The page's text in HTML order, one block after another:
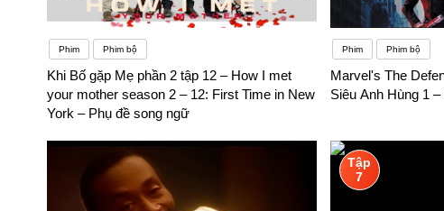
Phim Phim bộ
Khi Bố gặp Mẹ phần 2 tập 12 – How I met
your mother season 2 – 12: First Time in New
York – Phụ đề song ngữ
Phim Phim bộ
Marvel's The
Siêu Anh Hùng 1
Tập
7